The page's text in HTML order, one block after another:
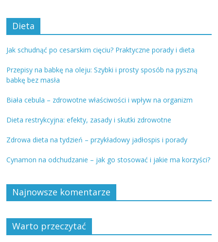
Dieta
Jak schudnąć po cesarskim cięciu? Praktyczne porady i dieta
Przepisy na babkę na oleju: Szybki i prosty sposób na pyszną
babkę bez masła
Biała cebula – zdrowotne właściwości i wpływ na organizm
Dieta restrykcyjna: efekty, zasady i skutki zdrowotne
Zdrowa dieta na tydzień – przykładowy jadłospis i porady
Cynamon na odchudzanie – jak go stosować i jakie ma korzyści?
Najnowsze komentarze
Warto przeczytać